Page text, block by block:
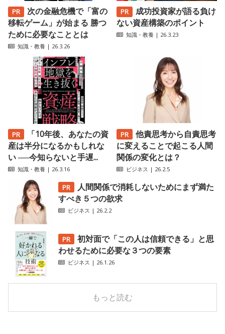
次の金融危機で「富の
移転ゲーム」が始まる 勝つ
ために必要なこととは
知識・教養 | 26.3.26
成功投資家が語る負け
ない資産構築のポイント
知識・教養 | 26.3.23
「10年後、あなたの資
産は半分になるかもしれな
い ──今知らないと手遅...
知識・教養 | 26.3.16
他責思考から自責思考
に変えることで起こる人間
関係の変化とは？
ビジネス | 26.2.5
人間関係で消耗しないためにまず満た
すべき５つの欲求
ビジネス | 26.2.2
初対面で「この人は信頼できる」と思
わせるために必要な３つの要素
ビジネス | 26.1.26
もっと読む